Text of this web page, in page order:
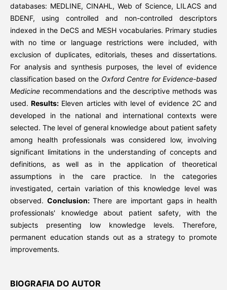
databases: MEDLINE, CINAHL, Web of Science, LILACS and
BDENF, using controlled and non-controlled descriptors
indexed in the DeCS and MESH vocabularies. Primary studies
with no time or language restrictions were included, with
exclusion of duplicates, editorials, theses and dissertations.
For analysis and synthesis purposes, the level of evidence
classification based on the Oxford Centre for Evidence-based
Medicinerecommendations and the descriptive methods was
used. Results: Eleven articles with level of evidence 2C and
developed in the national and international contexts were
selected. The level of general knowledge about patient safety
among health professionals was considered low, involving
significant limitations in the understanding of concepts and
definitions, as well as in the application of theoretical
assumptions in the care practice. In the categories
investigated, certain variation of this knowledge level was
observed. Conclusion:There are important gaps in health
professionals' knowledge about patient safety, with the
subjects presenting low knowledge levels. Therefore,
permanent education stands out as a strategy to promote
improvements.
BIOGRAFIA DO AUTOR